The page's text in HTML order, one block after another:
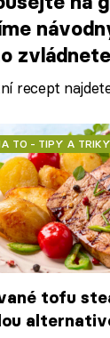
recept
TO - TIPY A
tofu